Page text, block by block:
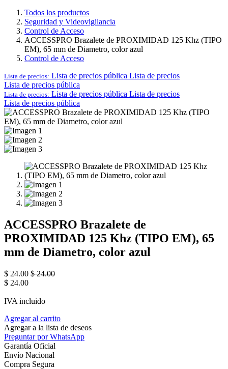
Todos los productos
Seguridad y Videovigilancia
Control de Acceso
ACCESSPRO Brazalete de PROXIMIDAD 125 Khz (TIPO
EM), 65 mm de Diametro, color azul
Control de Acceso
Lista de precios: Lista de precios pública Lista de precios
Lista de precios pública
Lista de precios: Lista de precios pública Lista de precios
Lista de precios pública
ACCESSPRO Brazalete de
PROXIMIDAD 125 Khz (TIPO EM), 65
mm de Diametro, color azul
$ 24.00 $24.00
$ 24.00
IVA incluido
Agregar al carrito
Agregar a la lista de deseos
Preguntar por WhatsApp
Garantía Oficial
Envío Nacional
Compra Segura